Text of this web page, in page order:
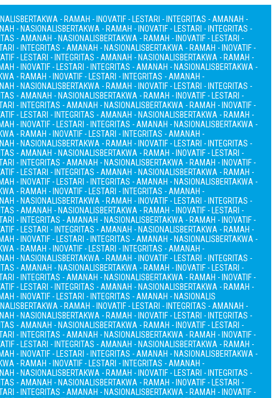
BERTAKWA - RAMAH - INOVATIF - LESTARI - INTEGRITAS - AMANAH -
- NASIONALISBERTAKWA - RAMAH - INOVATIF - LESTARI - INTEGRITAS -
- AMANAH - NASIONALISBERTAKWA - RAMAH - INOVATIF - LESTARI -
- INTEGRITAS - AMANAH - NASIONALISBERTAKWA - RAMAH - INOVATIF -
- LESTARI - INTEGRITAS - AMANAH - NASIONALISBERTAKWA - RAMAH -
- INOVATIF - LESTARI - INTEGRITAS - AMANAH - NASIONALISBERTAKWA -
- RAMAH - INOVATIF - LESTARI - INTEGRITAS - AMANAH -
- NASIONALISBERTAKWA - RAMAH - INOVATIF - LESTARI - INTEGRITAS -
- AMANAH - NASIONALISBERTAKWA - RAMAH - INOVATIF - LESTARI -
- INTEGRITAS - AMANAH - NASIONALISBERTAKWA - RAMAH - INOVATIF -
- LESTARI - INTEGRITAS - AMANAH - NASIONALISBERTAKWA - RAMAH -
- INOVATIF - LESTARI - INTEGRITAS - AMANAH - NASIONALISBERTAKWA -
- RAMAH - INOVATIF - LESTARI - INTEGRITAS - AMANAH -
- NASIONALISBERTAKWA - RAMAH - INOVATIF - LESTARI - INTEGRITAS -
- AMANAH - NASIONALISBERTAKWA - RAMAH - INOVATIF - LESTARI -
- INTEGRITAS - AMANAH - NASIONALISBERTAKWA - RAMAH - INOVATIF -
- LESTARI - INTEGRITAS - AMANAH - NASIONALISBERTAKWA - RAMAH -
- INOVATIF - LESTARI - INTEGRITAS - AMANAH - NASIONALISBERTAKWA -
- RAMAH - INOVATIF - LESTARI - INTEGRITAS - AMANAH -
- NASIONALISBERTAKWA - RAMAH - INOVATIF - LESTARI - INTEGRITAS -
- AMANAH - NASIONALISBERTAKWA - RAMAH - INOVATIF - LESTARI -
- INTEGRITAS - AMANAH - NASIONALISBERTAKWA - RAMAH - INOVATIF -
- LESTARI - INTEGRITAS - AMANAH - NASIONALISBERTAKWA - RAMAH -
- INOVATIF - LESTARI - INTEGRITAS - AMANAH - NASIONALISBERTAKWA -
- RAMAH - INOVATIF - LESTARI - INTEGRITAS - AMANAH -
- NASIONALISBERTAKWA - RAMAH - INOVATIF - LESTARI - INTEGRITAS -
- AMANAH - NASIONALISBERTAKWA - RAMAH - INOVATIF - LESTARI -
- INTEGRITAS - AMANAH - NASIONALISBERTAKWA - RAMAH - INOVATIF -
- LESTARI - INTEGRITAS - AMANAH - NASIONALISBERTAKWA - RAMAH -
- INOVATIF - LESTARI - INTEGRITAS - AMANAH - NASIONALIS
BERTAKWA - RAMAH - INOVATIF - LESTARI - INTEGRITAS - AMANAH -
- NASIONALISBERTAKWA - RAMAH - INOVATIF - LESTARI - INTEGRITAS -
- AMANAH - NASIONALISBERTAKWA - RAMAH - INOVATIF - LESTARI -
- INTEGRITAS - AMANAH - NASIONALISBERTAKWA - RAMAH - INOVATIF -
- LESTARI - INTEGRITAS - AMANAH - NASIONALISBERTAKWA - RAMAH -
- INOVATIF - LESTARI - INTEGRITAS - AMANAH - NASIONALISBERTAKWA -
- RAMAH - INOVATIF - LESTARI - INTEGRITAS - AMANAH -
- NASIONALISBERTAKWA - RAMAH - INOVATIF - LESTARI - INTEGRITAS -
- AMANAH - NASIONALISBERTAKWA - RAMAH - INOVATIF - LESTARI -
- INTEGRITAS - AMANAH - NASIONALISBERTAKWA - RAMAH - INOVATIF -